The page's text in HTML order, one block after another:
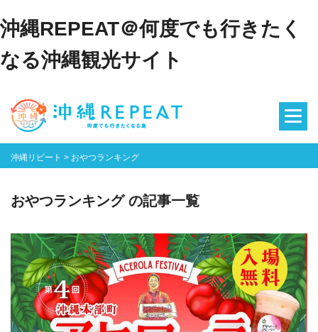
沖縄REPEAT＠何度でも行きたく
なる沖縄観光サイト
沖縄リピート > おやつランキング
おやつランキング の記事一覧